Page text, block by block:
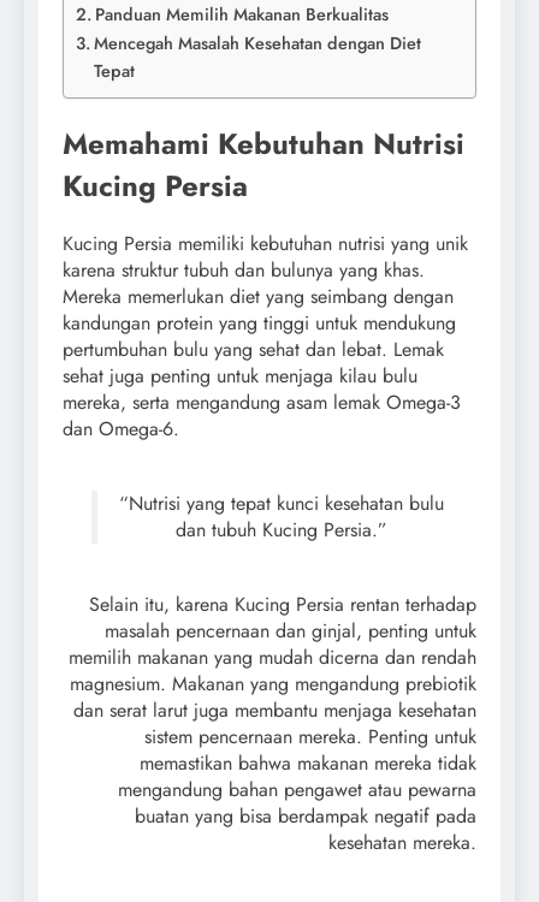
Panduan Memilih Makanan Berkualitas
Mencegah Masalah Kesehatan dengan Diet
Tepat
Memahami Kebutuhan Nutrisi
Kucing Persia
Kucing Persia memiliki kebutuhan nutrisi yang unik
karena struktur tubuh dan bulunya yang khas.
Mereka memerlukan diet yang seimbang dengan
kandungan protein yang tinggi untuk mendukung
pertumbuhan bulu yang sehat dan lebat. Lemak
sehat juga penting untuk menjaga kilau bulu
mereka, serta mengandung asam lemak Omega-3
dan Omega-6.
“Nutrisi yang tepat kunci kesehatan bulu
dan tubuh Kucing Persia.”
Selain itu, karena Kucing Persia rentan terhadap
masalah pencernaan dan ginjal, penting untuk
memilih makanan yang mudah dicerna dan rendah
magnesium. Makanan yang mengandung prebiotik
dan serat larut juga membantu menjaga kesehatan
sistem pencernaan mereka. Penting untuk
memastikan bahwa makanan mereka tidak
mengandung bahan pengawet atau pewarna
buatan yang bisa berdampak negatif pada
kesehatan mereka.